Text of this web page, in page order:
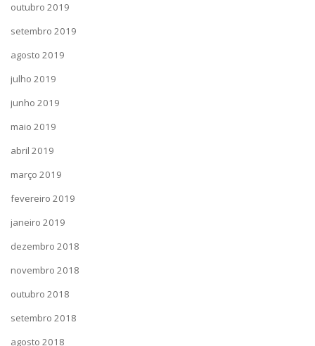
outubro 2019
setembro 2019
agosto 2019
julho 2019
junho 2019
maio 2019
abril 2019
março 2019
fevereiro 2019
janeiro 2019
dezembro 2018
novembro 2018
outubro 2018
setembro 2018
agosto 2018